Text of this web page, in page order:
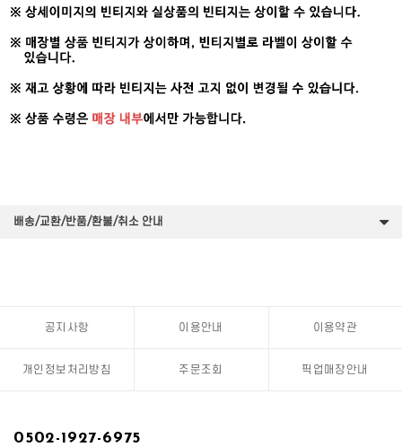
배송/교환/반품/환불/취소 안내
공지사항 이용안내 이용약관
개인정보처리방침 주문조회 픽업매장안내
0502-1927-6975